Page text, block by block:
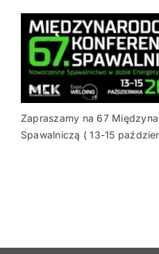
Zapraszamy na 67
Spawalniczą ( 13-15